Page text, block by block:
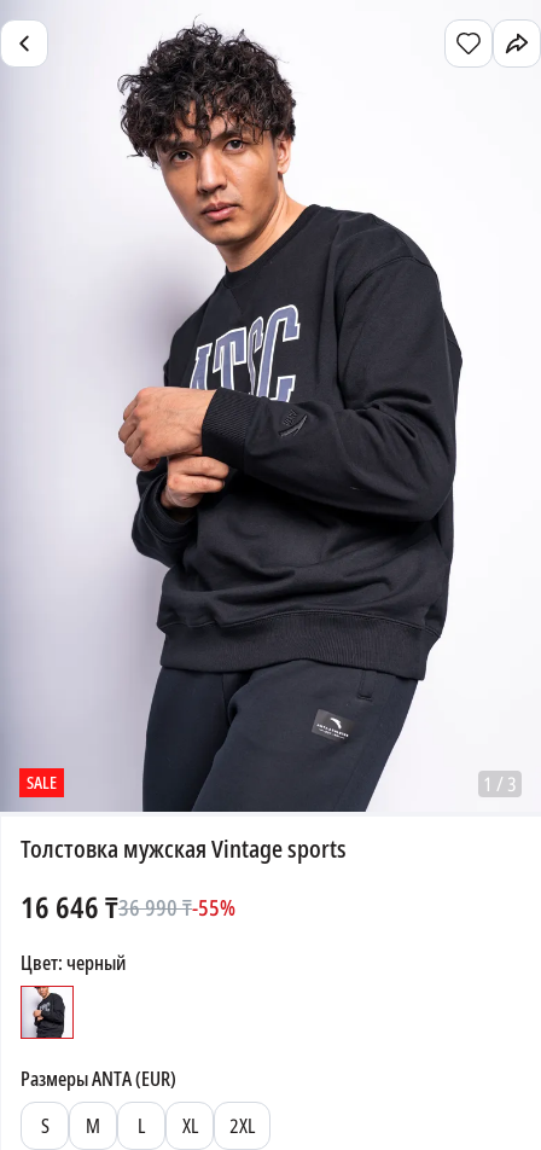
SALE 1 / 3
Толстовка мужская Vintage sports
16 646₸36 990₸-55%
Цвет:черный
РазмерыANTA (EUR)
S
M L XL
2XL